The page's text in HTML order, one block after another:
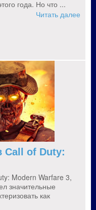
года. Но что ...
Читать далее
Call of Duty:
Modern Warfare 3,
значительные
как